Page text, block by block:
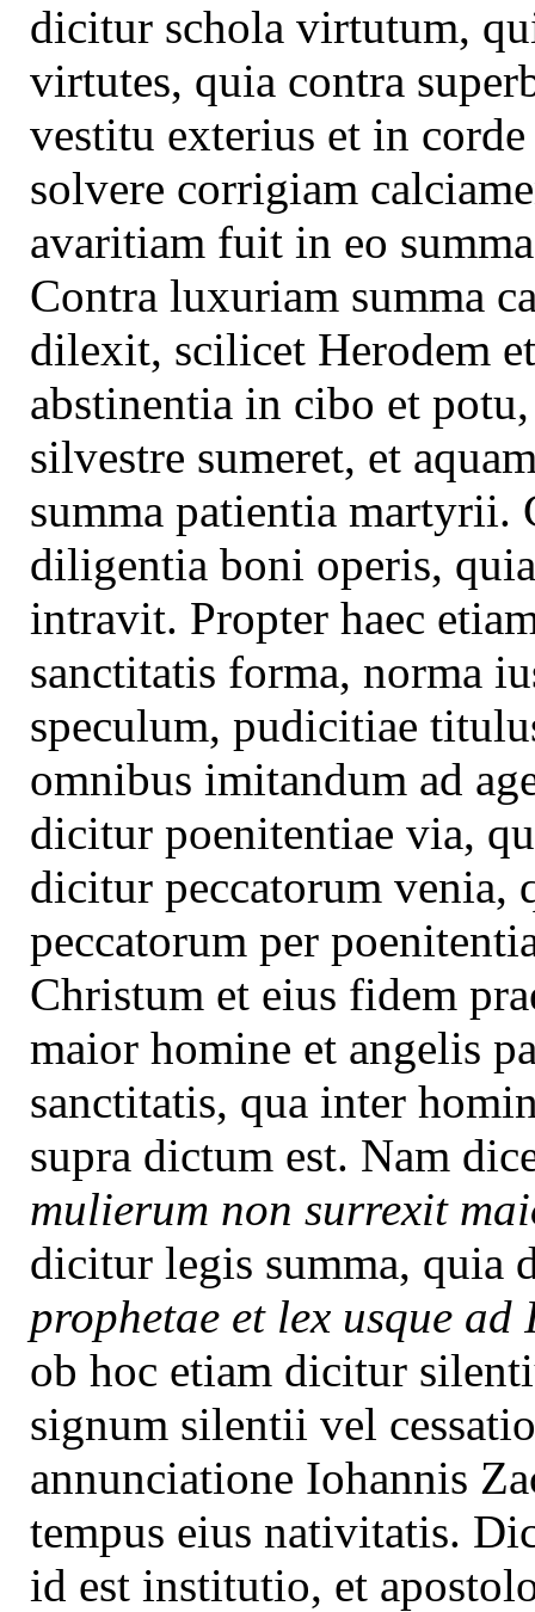
dicitur schola virtutum,
virtutes, quia contra
vestitu exterius et in
solvere corrigiam
avaritiam fuit in eo
Contra luxuriam summa
dilexit, scilicet Herodem
abstinentia in cibo et
silvestre sumeret, et
summa patientia martyrii.
diligentia boni operis,
intravit. Propter haec
sanctitatis forma, norma
speculum, pudicitiae
omnibus imitandum ad
dicitur poenitentiae via,
dicitur peccatorum venia,
peccatorum per
Christum et eius fidem
maior homine et angelis
sanctitatis, qua inter
supra dictum est. Nam
mulierum non surrexit
dicitur legis summa, quia
prophetae et lex usque
ob hoc etiam dicitur
signum silentii vel
annunciatione Iohannis
tempus eius nativitatis.
id est institutio, et